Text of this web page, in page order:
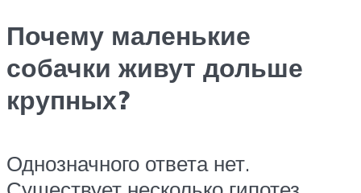
Почему маленькие
собачки живут дольше
крупных?
Однозначного ответа нет.